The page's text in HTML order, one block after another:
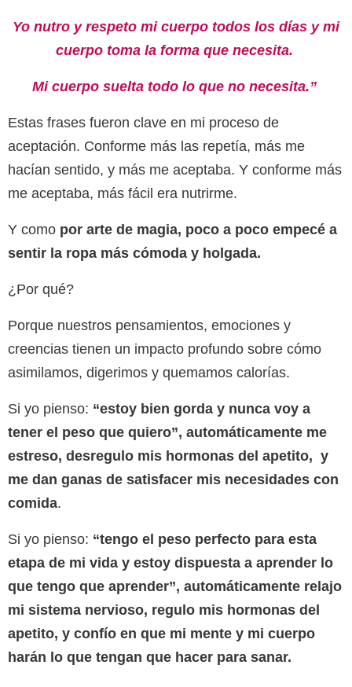
Yo nutro y respeto mi cuerpo todos los días y mi
cuerpo toma la forma que necesita.
Mi cuerpo suelta todo lo que no necesita.”
Estas frases fueron clave en mi proceso de
aceptación. Conforme más las repetía, más me
hacían sentido, y más me aceptaba. Y conforme más
me aceptaba, más fácil era nutrirme.
Y como por arte de magia, poco a poco empecé a
sentir la ropa más cómoda y holgada.
¿Por qué?
Porque nuestros pensamientos, emociones y
creencias tienen un impacto profundo sobre cómo
asimilamos, digerimos y quemamos calorías.
Si yo pienso: “estoy bien gorda y nunca voy a
tener el peso que quiero”, automáticamente me
estreso, desregulo mis hormonas del apetito, y
me dan ganas de satisfacer mis necesidades con
comida.
Si yo pienso: “tengo el peso perfecto para esta
etapa de mi vida y estoy dispuesta a aprender lo
que tengo que aprender”, automáticamente relajo
mi sistema nervioso, regulo mis hormonas del
apetito, y confío en que mi mente y mi cuerpo
harán lo que tengan que hacer para sanar.